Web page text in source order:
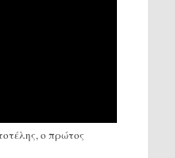
ο πρώτος